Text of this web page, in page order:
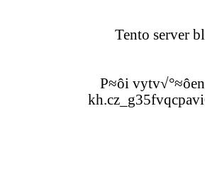
Tento server
P≈ôi